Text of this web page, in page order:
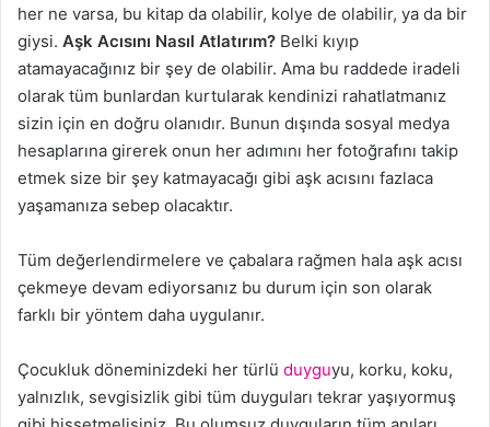
her ne varsa, bu kitap da olabilir, kolye de olabilir, ya da bir
giysi. Aşk Acısını Nasıl Atlatırım? Belki kıyıp
atamayacağınız bir şey de olabilir. Ama bu raddede iradeli
olarak tüm bunlardan kurtularak kendinizi rahatlatmanız
sizin için en doğru olanıdır. Bunun dışında sosyal medya
hesaplarına girerek onun her adımını her fotoğrafını takip
etmek size bir şey katmayacağı gibi aşk acısını fazlaca
yaşamanıza sebep olacaktır.
Tüm değerlendirmelere ve çabalara rağmen hala aşk acısı
çekmeye devam ediyorsanız bu durum için son olarak
farklı bir yöntem daha uygulanır.
Çocukluk döneminizdeki her türlü duyguyu, korku, koku,
yalnızlık, sevgisizlik gibi tüm duyguları tekrar yaşıyormuş